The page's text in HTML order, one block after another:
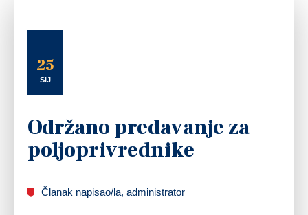
25
SIJ
Održano predavanje za
poljoprivrednike
Članak napisao/la, administrator